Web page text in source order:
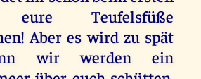
eure Teufelsfüße
Aber es wird zu spät
wir werden ein